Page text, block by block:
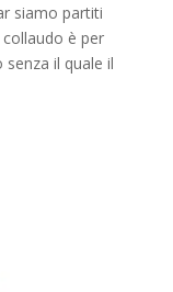
siamo partiti
è per
il quale il